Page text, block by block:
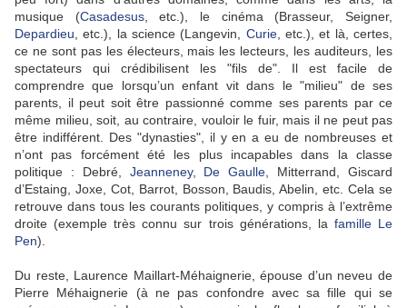
musique (Casadesus, etc.), le cinéma (Brasseur, Seigner,
Depardieu , etc.), la science (Langevin, Curie, etc.), et là, certes,
ce ne sont pas les électeurs, mais les lecteurs, les auditeurs, les
spectateurs qui crédibilisent les "fils de". Il est facile de
comprendre que lorsqu’un enfant vit dans le "milieu" de ses
parents, il peut soit être passionné comme ses parents par ce
même milieu, soit, au contraire, vouloir le fuir, mais il ne peut pas
être indifférent. Des "dynasties", il y en a eu de nombreuses et
n’ont pas forcément été les plus incapables dans la classe
politique : Debré, Jeanneney, De Gaulle , Mitterrand, Giscard
d’Estaing, Joxe, Cot, Barrot, Bosson, Baudis, Abelin, etc. Cela se
retrouve dans tous les courants politiques, y compris à l’extrême
droite (exemple très connu sur trois générations, la famille Le
Pen).
Du reste, Laurence Maillart-Méhaignerie, épouse d’un neveu de
Pierre Méhaignerie (à ne pas confondre avec sa fille qui se